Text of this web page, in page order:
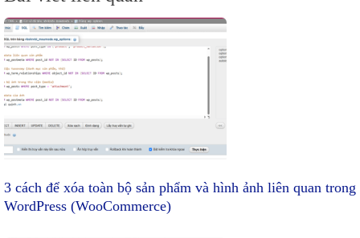
3 cách để xóa toàn bộ sản phẩm và hình ảnh liên quan trong
WordPress (WooCommerce)
hướng
bài
viết